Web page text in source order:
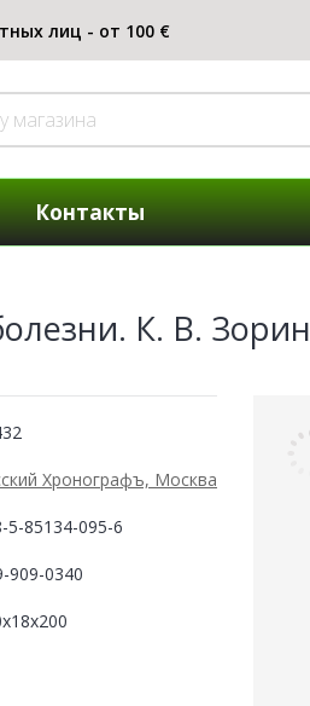
Контакты
К. В. Зорин
Хронографъ, Москва
5-85134-095-6
909-0340